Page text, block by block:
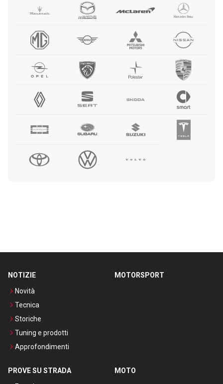
NOTIZIE
Novità
Tecnica
Storiche
Tuning e prodotti
Approfondimenti
MOTORSPORT
PROVE SU STRADA
MOTO